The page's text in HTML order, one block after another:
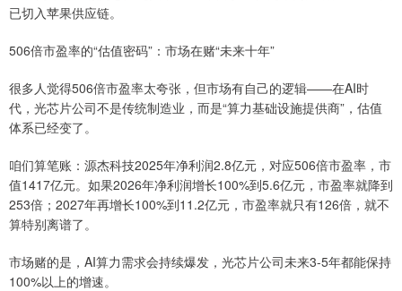
已切入苹果供应链。
506倍市盈率的“估值密码”：市场在赌“未来十年”
很多人觉得506倍市盈率太夸张，但市场有自己的逻辑——在AI时
代，光芯片公司不是传统制造业，而是“算力基础设施提供商”，估值
体系已经变了。
咱们算笔账：源杰科技2025年净利润2.8亿元，对应506倍市盈率，市
值1417亿元。如果2026年净利润增长100%到5.6亿元，市盈率就降到
253倍；2027年再增长100%到11.2亿元，市盈率就只有126倍，就不
算特别离谱了。
市场赌的是，AI算力需求会持续爆发，光芯片公司未来3-5年都能保持
100%以上的增速。